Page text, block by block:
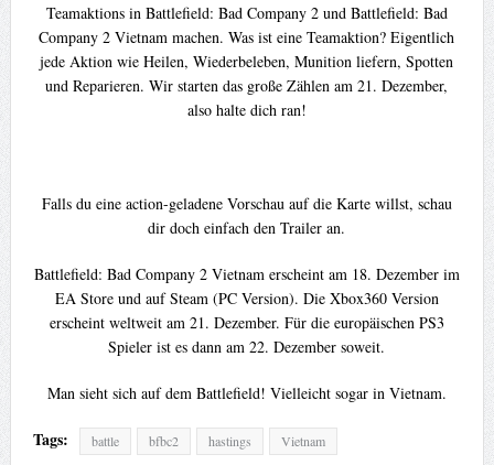
Teamaktions in Battlefield: Bad Company 2 und Battlefield: Bad
Company 2 Vietnam machen. Was ist eine Teamaktion? Eigentlich
jede Aktion wie Heilen, Wiederbeleben, Munition liefern, Spotten
und Reparieren. Wir starten das große Zählen am 21. Dezember,
also halte dich ran!
Falls du eine action-geladene Vorschau auf die Karte willst, schau
dir doch einfach den Trailer an.
Battlefield: Bad Company 2 Vietnam erscheint am 18. Dezember im
EA Store und auf Steam (PC Version). Die Xbox360 Version
erscheint weltweit am 21. Dezember. Für die europäischen PS3
Spieler ist es dann am 22. Dezember soweit.
Man sieht sich auf dem Battlefield! Vielleicht sogar in Vietnam.
Tags: battle bfbc2 hastings Vietnam